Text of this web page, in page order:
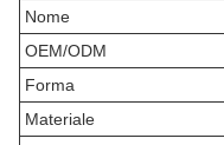
Nome
OEM/ODM
Forma
Materiale